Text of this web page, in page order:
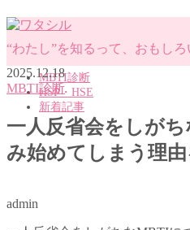
“わたし”を知るって、おもしろ
MBTI診断
HSP・HSE
新着記事
MENU
2025.12.18
MBTI診断
一人反省会をしが
み始めてしまう理由
admin